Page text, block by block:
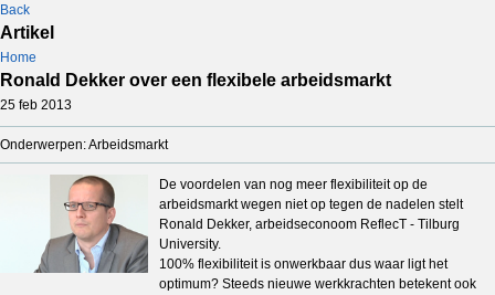
Back
Artikel
Home
Ronald Dekker over een flexibele arbeidsmarkt
25 feb 2013
Onderwerpen: Arbeidsmarkt
De voordelen van nog meer flexibiliteit op de
arbeidsmarkt wegen niet op tegen de nadelen stelt
Ronald Dekker, arbeidseconoom ReflecT - Tilburg
University.
100% flexibiliteit is onwerkbaar dus waar ligt het
optimum? Steeds nieuwe werkkrachten betekent ook